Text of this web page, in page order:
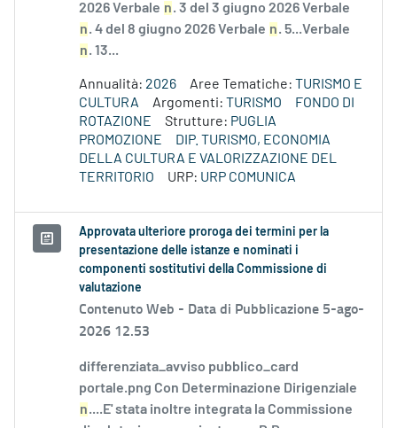
2026 Verbale n. 3 del 3 giugno 2026 Verbale
n. 4 del 8 giugno 2026 Verbale n. 5...Verbale
n. 13...
Annualità: 2026 Aree Tematiche: TURISMO E
CULTURA
Argomenti: TURISMO
FONDO DI
ROTAZIONE
Strutture: PUGLIA
PROMOZIONE
DIP. TURISMO, ECONOMIA
DELLA CULTURA E VALORIZZAZIONE DEL
TERRITORIO
URP: URP COMUNICA
Approvata ulteriore proroga dei termini per la
presentazione delle istanze e nominati i
componenti sostitutivi della Commissione di
valutazione
Contenuto Web - Data di Pubblicazione 5-ago-
2026 12.53
differenziata_avviso pubblico_card
portale.png Con Determinazione Dirigenziale
n....E' stata inoltre integrata la Commissione